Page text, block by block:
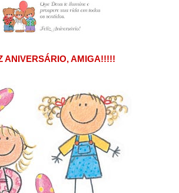
ANIVERSÁRIO, AMIGA!!!!!